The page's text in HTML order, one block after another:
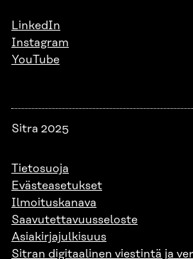
LinkedIn
Instagram
YouTube
Sitra 2025
Tietosuoja
Evästeasetukset
Ilmoituskanava
Saavutettavuusseloste
Asiakirjajulkisuus
Sitran digitaalinen viestintä ja